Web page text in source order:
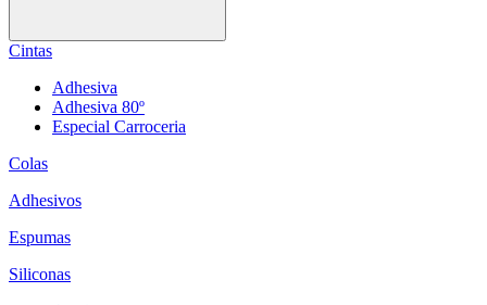
Cintas
Adhesiva
Adhesiva 80º
Especial Carroceria
Colas
Adhesivos
Espumas
Siliconas